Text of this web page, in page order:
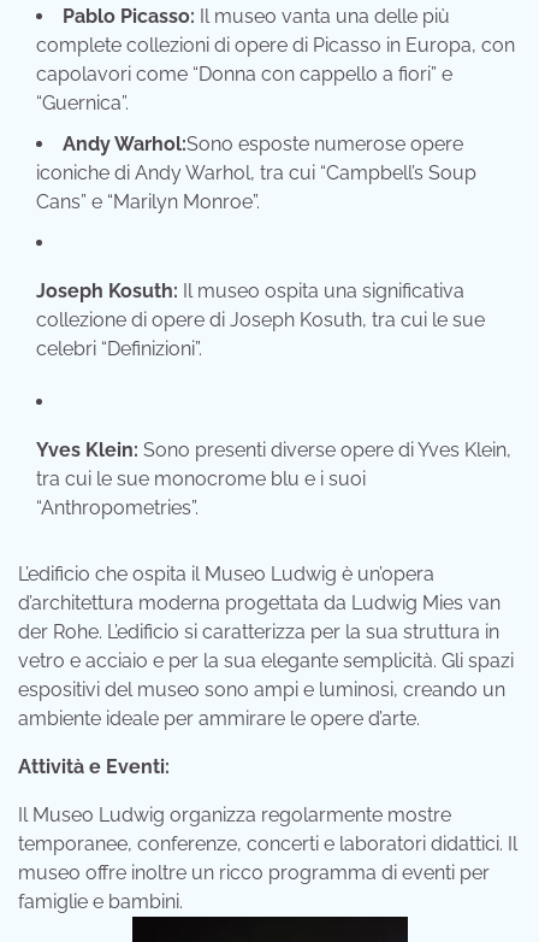
Pablo Picasso: Il museo vanta una delle più
complete collezioni di opere di Picasso in Europa, con
capolavori come “Donna con cappello a fiori” e
“Guernica”.
Andy Warhol:Sono esposte numerose opere
iconiche di Andy Warhol, tra cui “Campbell’s Soup
Cans” e “Marilyn Monroe”.
Joseph Kosuth: Il museo ospita una significativa
collezione di opere di Joseph Kosuth, tra cui le sue
celebri “Definizioni”.
Yves Klein: Sono presenti diverse opere di Yves Klein,
tra cui le sue monocrome blu e i suoi
“Anthropometries”.
L’edificio che ospita il Museo Ludwig è un’opera
d’architettura moderna progettata da Ludwig Mies van
der Rohe. L’edificio si caratterizza per la sua struttura in
vetro e acciaio e per la sua elegante semplicità. Gli spazi
espositivi del museo sono ampi e luminosi, creando un
ambiente ideale per ammirare le opere d’arte.
Attività e Eventi:
Il Museo Ludwig organizza regolarmente mostre
temporanee, conferenze, concerti e laboratori didattici. Il
museo offre inoltre un ricco programma di eventi per
famiglie e bambini.